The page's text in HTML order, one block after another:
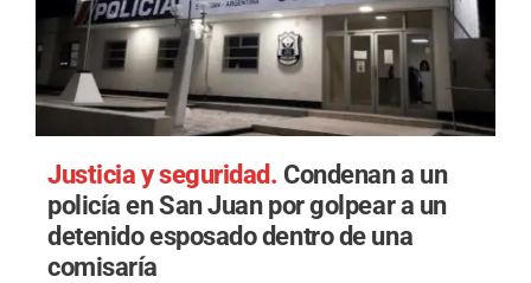
Justicia y seguridad. Condenan a un
policía en San Juan por golpear a un
detenido esposado dentro de una
comisaría